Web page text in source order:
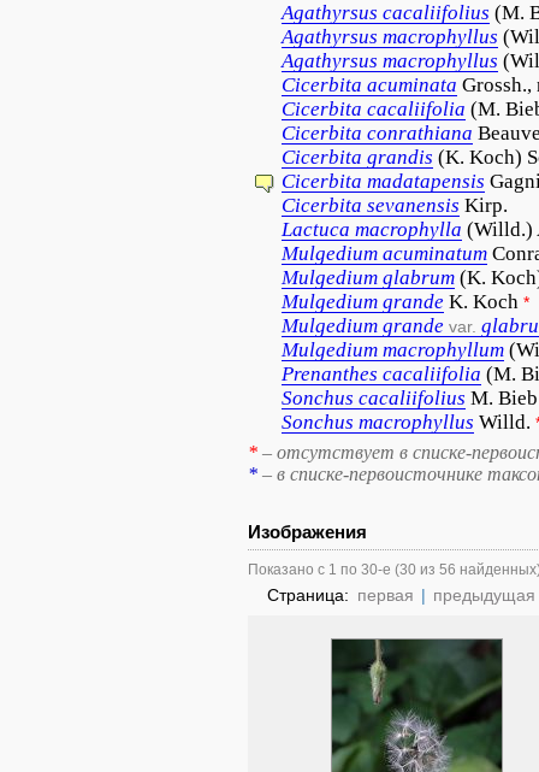
Agathyrsus cacaliifolius (M.
Agathyrsus macrophyllus
Agathyrsus macrophyllus
Cicerbita acuminata
Cicerbita cacaliifolia (M.
Cicerbita conrathiana
Cicerbita grandis (K. Koch)
Cicerbita madatapensis
Cicerbita sevanensis Kirp.
Lactuca macrophylla (Willd.)
Mulgedium acuminatum
Mulgedium glabrum (K.
Mulgedium grande K. Koch *
Mulgedium grande var.
Mulgedium macrophyllum
Prenanthes cacaliifolia (M.
Sonchus cacaliifolius M.
Sonchus macrophyllus Willd.
* – отсутствует в списке-
* – в списке-первоисточнике
Изображения
Показано с 1 по 30-е (30 из 56
Страница: первая | предыдущая